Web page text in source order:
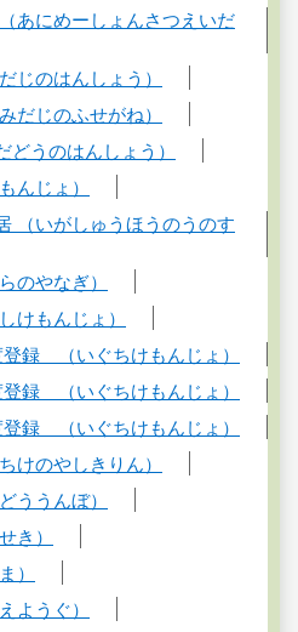
あにめーしょんさつえいだ
じのはんしょう）
だじのふせがね）
どうのはんしょう）
んじょ）
（いがしゅうほうのうのす
のやなぎ）
けもんじょ）
録 （いぐちけもんじょ）
録 （いぐちけもんじょ）
録 （いぐちけもんじょ）
けのやしきりん）
ううんぼ）
き）
）
ようぐ）